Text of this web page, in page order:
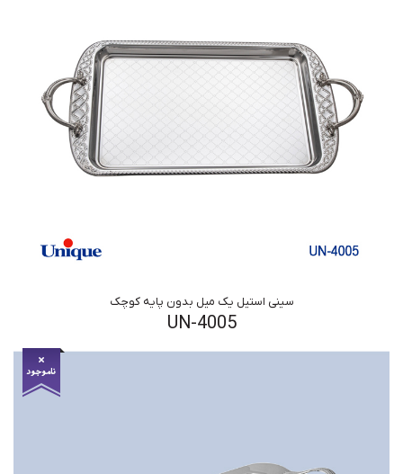
سینی استیل یک میل بدون پایه کوچک
UN-4005